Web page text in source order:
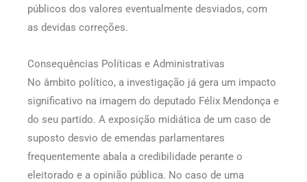
públicos dos valores eventualmente desviados, com
as devidas correções.
Consequências Políticas e Administrativas
No âmbito político, a investigação já gera um impacto
significativo na imagem do deputado Félix Mendonça e
do seu partido. A exposição midiática de um caso de
suposto desvio de emendas parlamentares
frequentemente abala a credibilidade perante o
eleitorado e a opinião pública. No caso de uma